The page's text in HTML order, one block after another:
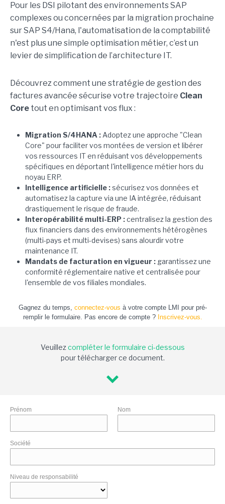
Pour les DSI pilotant des environnements SAP
complexes ou concernées par la migration prochaine
sur SAP S4/Hana, l'automatisation de la comptabilité
n'est plus une simple optimisation métier, c’est un
levier de simplification de l’architecture IT.
Découvrez comment une stratégie de gestion des
factures avancée sécurise votre trajectoire Clean
Core tout en optimisant vos flux :
Migration S/4HANA : Adoptez une approche "Clean
Core" pour faciliter vos montées de version et libérer
vos ressources IT en réduisant vos développements
spécifiques en déportant l'intelligence métier hors du
noyau ERP.
Intelligence artificielle :sécurisez vos données et
automatisez la capture via une IA intégrée, réduisant
drastiquement le risque de fraude.
Interopérabilité multi-ERP :centralisez la gestion des
flux financiers dans des environnements hétérogènes
(multi-pays et multi-devises) sans alourdir votre
maintenance IT.
Mandats de facturation en vigueur : garantissez une
conformité réglementaire native et centralisée pour
l'ensemble de vos filiales mondiales.
Gagnez du temps, connectez-vous à votre compte LMI pour pré-
remplir le formulaire. Pas encore de compte ? Inscrivez-vous.
Veuillezcompléter le formulaire ci-dessous
pour télécharger ce document.
Prénom Nom
Société
Niveau de responsabilité